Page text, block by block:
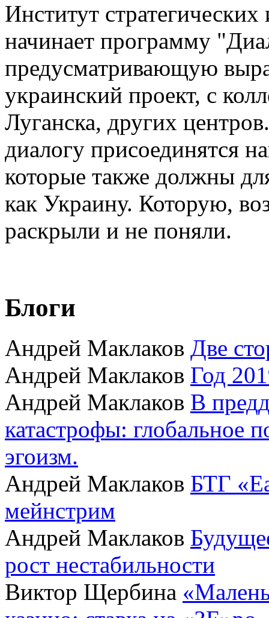
Институт
начинает программу
предусматривающую
украинский проект, с
Луганска, других
диалогу присоединятся
которые также должны
как Украину. Которую,
раскрыли и не поняли.
Блоги
Андрей Маклаков Две
Андрей Маклаков Год
Андрей Маклаков В
катастрофы: глобальное
эгоизм.
Андрей Маклаков БТГ
мейнстрим
Андрей Маклаков
рост нестабильности
Виктор Щербина